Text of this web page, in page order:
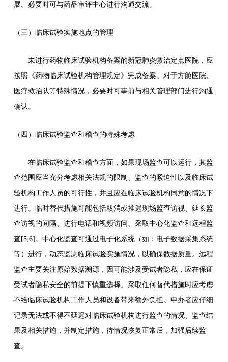
展。必要时可与药品审评中心进行沟通交流。
（三）临床试验实施地点的管理
未进行药物临床试验机构备案的新冠肺炎救治定点医院，应
按照《药物临床试验机构管理规定》完成备案。对于方舱医院、
医疗救治队等特殊情况，必要时可事前与相关管理部门进行沟通
确认。
（四）临床试验监查和稽查的特殊考虑
在临床试验监查和稽查方面，如果现场监查可以运行，其监
查范围应当充分考虑相关法规的限制、监查的紧迫性以及临床试
验机构工作人员的可行性，并且应在临床试验机构同意的情况下
进行。临时替代措施可能包括取消或推迟现场监查访视、延长监
查访视的间隔、进行电话和视频访问、采取中心化监查和远程监
查[5,6]。中心化监查可通过电子化系统（如：电子数据采集系统
等）进行，动态监测临床试验实施情况，以确保数据质量。远程
监查主要关注原始数据溯源，因可能涉及受试者隐私，应在保证
受试者隐私安全的前提下慎重选择。采取任何替代措施时应考虑
不给临床试验机构工作人员和设备带来额外负担。申办者应仔细
记录无法或不得不延迟对临床试验机构进行监查的情况、监查结
果及相关措施，并制定措施，待情况恢复正常后，加强后续监
查。